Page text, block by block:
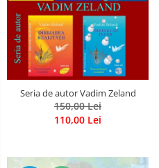
Seria de autor Vadim Zeland
150,00 Lei
110,00 Lei